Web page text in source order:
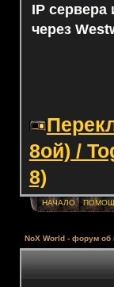
IP сервера
через
8ой) /
8)
НАЧАЛО
NoX World - форум об